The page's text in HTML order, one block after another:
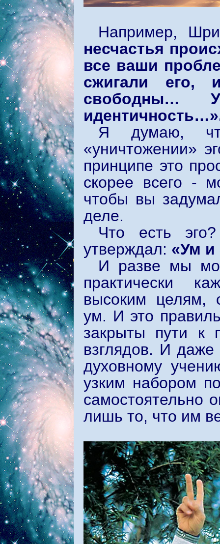
Например,
несчастья
все ваши
сжигали его,
свободны…
Я думаю,
«уничтожении»
принципе это
скорее всего -
чтобы вы
деле.
Что есть
утверждал: «Ум и
И разве мы
практически
высоким целям,
ум. И это
закрыты пути к
взглядов. И даже
духовному
узким набором
самостоятельно
лишь то, что им